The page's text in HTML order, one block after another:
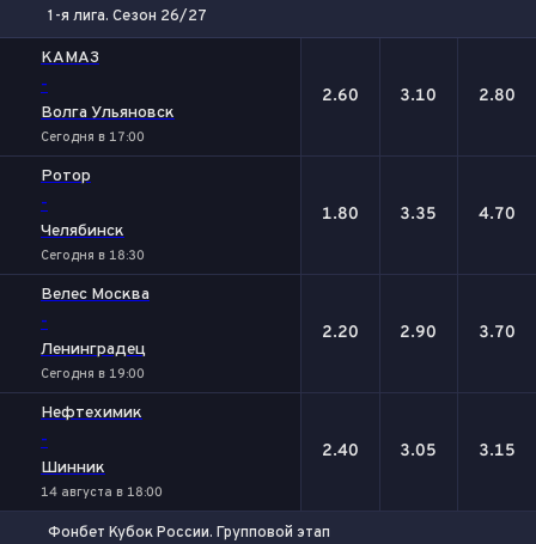
1-я лига. Сезон 26/27
КАМАЗ
-
Волга Ульяновск
Сегодня в 17:00
2.60 3.10 2.80
Ротор
-
Челябинск
Сегодня в 18:30
1.80 3.35 4.70
Велес Москва
-
Ленинградец
Сегодня в 19:00
2.20 2.90 3.70
Нефтехимик
-
Шинник
14 августа в 18:00
2.40 3.05 3.15
Фонбет Кубок России. Групповой этап